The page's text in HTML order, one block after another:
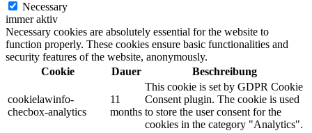
Necessary
immer aktiv
Necessary cookies are absolutely essential for the website to
function properly. These cookies ensure basic functionalities and
security features of the website, anonymously.
Cookie
Dauer Beschreibung
cookielawinfo-
checbox-analytics
11
months
This cookie is set by GDPR Cookie
Consent plugin. The cookie is used
to store the user consent for the
cookies in the category "Analytics".